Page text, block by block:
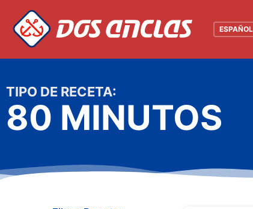
contenido
ESPAÑOL
TIPO DE RECETA:
80 MINUTOS